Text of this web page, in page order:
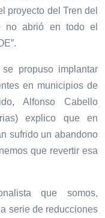
proyecto del Tren del
no abrió en todo el
propuso implantar
en municipios de
Alfonso Cabello
explico que en
sufrido un abandono
que revertir esa
que somos,
serie de reducciones